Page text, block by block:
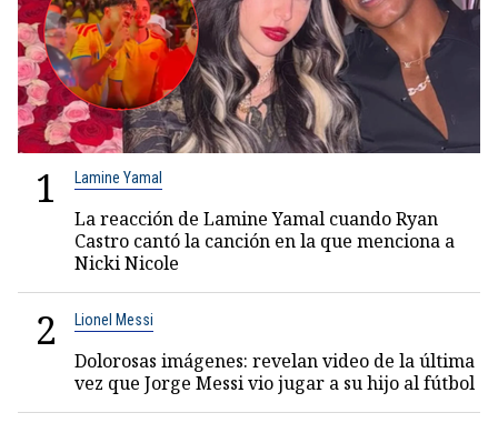
1 Lamine Yamal
La reacción de Lamine Yamal cuando Ryan
Castro cantó la canción en la que menciona a
Nicki Nicole
2 Lionel Messi
Dolorosas imágenes: revelan video de la última
vez que Jorge Messi vio jugar a su hijo al fútbol